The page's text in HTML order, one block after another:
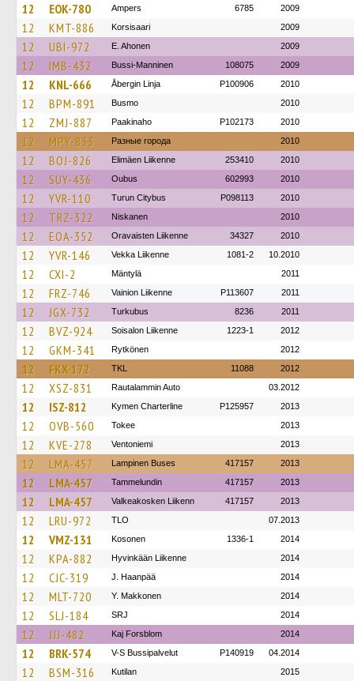
12 EOK-780 Ampers 6785 2009
12 KMT-886 Korsisaari 2009
12 UBI-972 E. Ahonen 2009
12 IMB-432 Bussi-Manninen 108075 2009
12 KNL-666 Åbergin Linja P100906 2010
12 BPM-891 Busmo 2010
12 ZMJ-887 Paakinaho P102173 2010
12 MPY-833 Разные города 2010
12 BOJ-826 Elimäen Liikenne 253410 2010
12 SUY-436 Oubus 602993 2010
12 YVR-110 Turun Citybus P098113 2010
12 TRZ-322 Niskanen 2010
12 EOA-352 Oravaisten Liikenne 34327 2010
12 YVR-146 Vekka Liikenne 1081-2 10.2010
12 CXI-2 Mäntylä 2011
12 FRZ-746 Vainion Liikenne P113607 2011
12 JGX-732 Turkubus 8236 2011
12 BVZ-924 Soisalon Liikenne 1223-1 2012
12 GKM-341 Rytkönen 2012
12 FKX-172 TKL 11088 2012
12 XSZ-831 Rautalammin Auto 03.2012
12 ISZ-812 Kymen Charterline P125957 2013
12 OVB-560 Tokee 2013
12 KVE-278 Ventoniemi 2013
12 LMA-457 Lampinen Buses 417157 2013
12 LMA-457 Tammelundin 417157 2013
12 LMA-457 Valkeakosken Liikenn 417157 2013
12 LRU-972 TLO 07.2013
12 VMZ-131 Kosonen 1336-1 2014
12 KPA-882 Hyvinkään Liikenne 2014
12 CJC-319 J. Haanpää 2014
12 MLT-720 Y. Makkonen 2014
12 SLJ-184 SRJ 2014
12 JJJ-482 Kaj Forsblom 2014
12 BRK-574 V-S Bussipalvelut P140919 04.2014
12 BSM-316 Kutilan 2015